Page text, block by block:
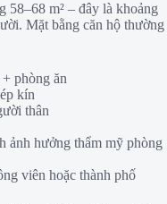
m² – đây là khoảng
Mặt bằng căn hộ thường
phòng ăn
kín
thân
ảnh hưởng thẩm mỹ phòng
viên hoặc thành phố